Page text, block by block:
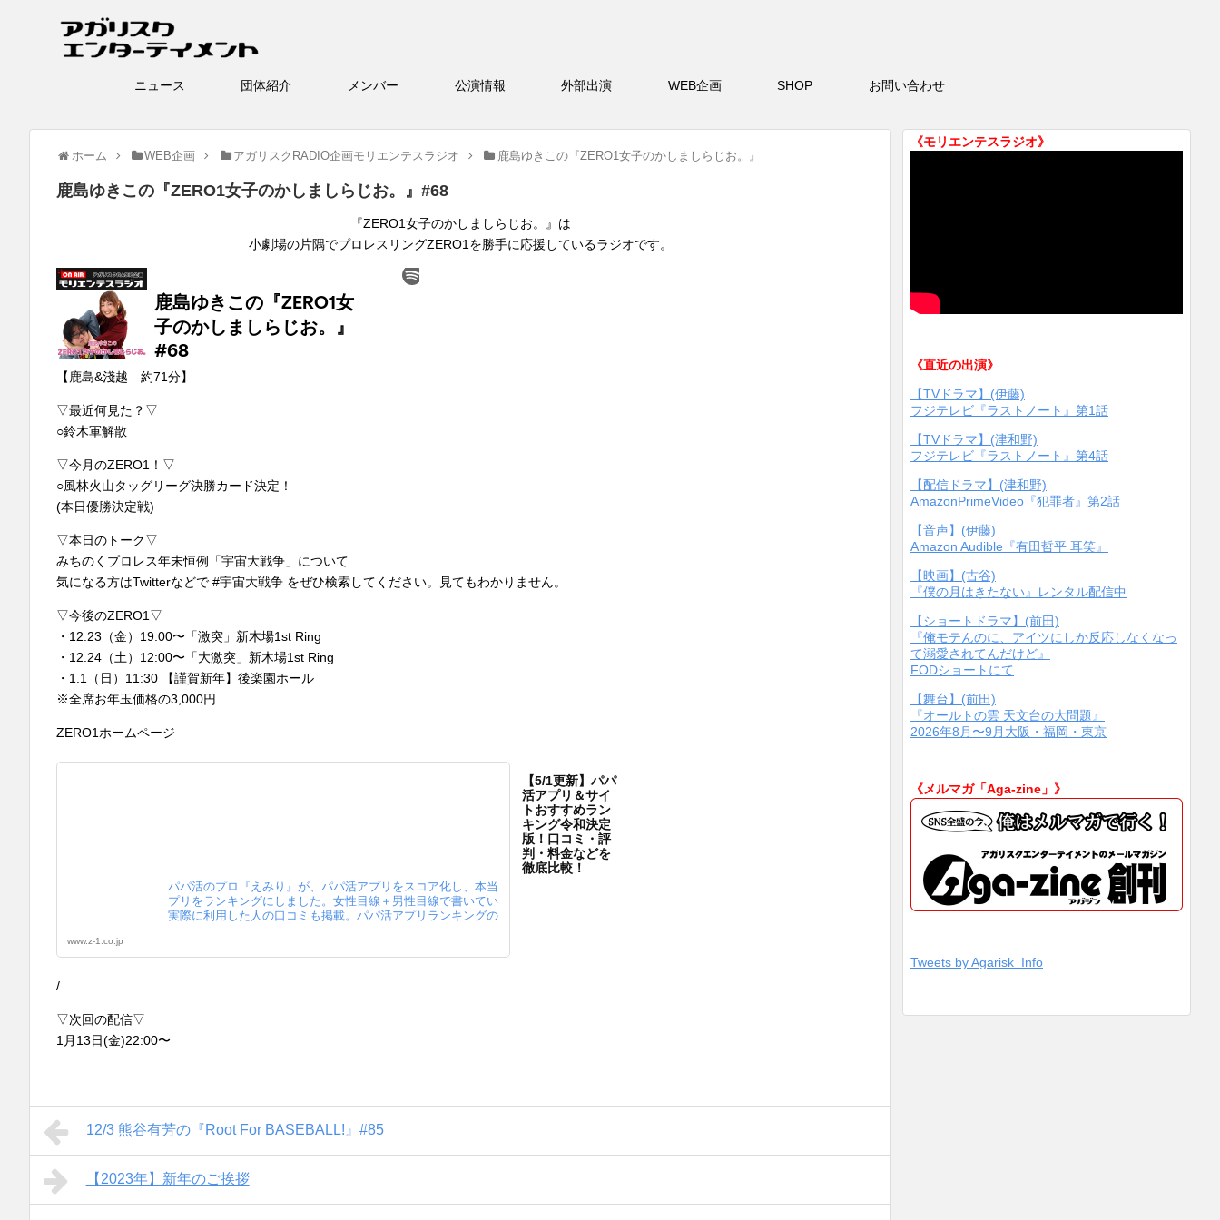
ニュース 団体紹介 メンバー 公演情報 外部出演 WEB企画 SHOP お問い合わせ
ホーム WEB企画 アガリスクRADIO企画モリエンテスラジオ 鹿島ゆきこの『ZERO1女子のかしましらじお。』
鹿島ゆきこの『ZERO1女子のかしましらじお。』#68
『ZERO1女子のかしましらじお。』は
小劇場の片隅でプロレスリングZERO1を勝手に応援しているラジオです。
【鹿島&淺越 約71分】
▽最近何見た？▽
○鈴木軍解散
▽今月のZERO1！▽
○風林火山タッグリーグ決勝カード決定！
(本日優勝決定戦)
▽本日のトーク▽
みちのくプロレス年末恒例「宇宙大戦争」について
気になる方はTwitterなどで #宇宙大戦争 をぜひ検索してください。見てもわかりません。
▽今後のZERO1▽
・12.23（金）19:00〜「激突」新木場1st Ring
・12.24（土）12:00〜「大激突」新木場1st Ring
・1.1（日）11:30 【謹賀新年】後楽園ホール
※全席お年玉価格の3,000円
ZERO1ホームページ
【5/1更新】パパ
活アプリ＆サイ
トおすすめラン
キング令和決定
版！口コミ・評
判・料金などを
徹底比較！
パパ活のプロ『えみり』が、パパ活アプリをスコア化し、本当におすすめのパパ活ア
プリをランキングにしました。女性目線＋男性目線で書いているので男女とも対応！
実際に利用した人の口コミも掲載。パパ活アプリランキングの決定版です。
www.z-1.co.jp
/
▽次回の配信▽
1月13日(金)22:00〜
12/3 熊谷有芳の『Root For BASEBALL!』#85
【2023年】新年のご挨拶
《モリエンテスラジオ》
《直近の出演》
【TVドラマ】(伊藤)
フジテレビ『ラストノート』第1話
【TVドラマ】(津和野)
フジテレビ『ラストノート』第4話
【配信ドラマ】(津和野)
AmazonPrimeVideo『犯罪者』第2話
【音声】(伊藤)
Amazon Audible『有田哲平 耳笑』
【映画】(古谷)
『僕の月はきたない』レンタル配信中
【ショートドラマ】(前田)
『俺モテんのに、アイツにしか反応しなくなっ
て溺愛されてんだけど』
FODショートにて
【舞台】(前田)
『オールトの雲 天文台の大問題』
2026年8月〜9月大阪・福岡・東京
《メルマガ「Aga-zine」》
Tweets by Agarisk_Info